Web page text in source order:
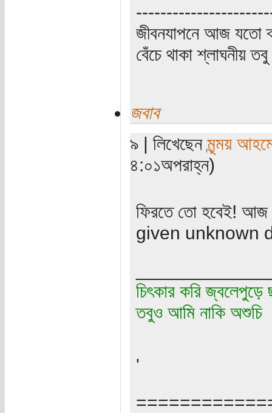
জীবনযাপনে আজ যতো
বেঁচে থাকা শ্লাঘনীয়
জবাব
৯ | লিখেছেনমৃন্ময়
৪:০১অপরাহ্ন)
ফিরতে তো হবেই!
given unknown
চিৎকার করি জ্বলেপুড়ে
তবুও আমি নাকি অশুচি
'